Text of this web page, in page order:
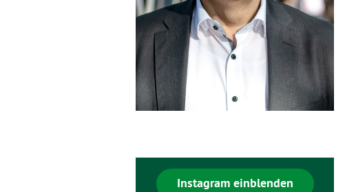
Instagram einblenden